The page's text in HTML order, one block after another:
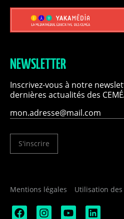
NEWSLETTER
Inscrivez-vous à notre
dernières actualités des
S'inscrire
Mentions légales Utilisation des